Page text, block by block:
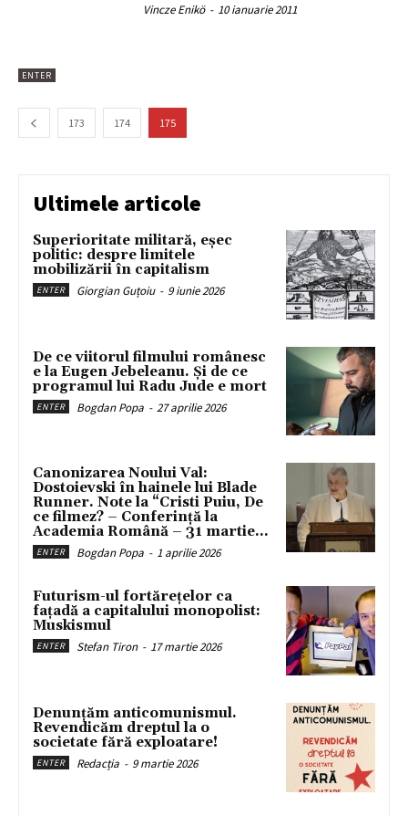
ENTER
Vincze Enikö - 10 ianuarie 2011
173 174 175
Ultimele articole
Superioritate militară, eșec
politic: despre limitele
mobilizării în capitalism
ENTER Giorgian Guțoiu - 9 iunie 2026
De ce viitorul filmului românesc
e la Eugen Jebeleanu. Și de ce
programul lui Radu Jude e mort
ENTER Bogdan Popa - 27 aprilie 2026
Canonizarea Noului Val:
Dostoievski în hainele lui Blade
Runner. Note la “Cristi Puiu, De
ce filmez? – Conferință la
Academia Română – 31 martie...
ENTER Bogdan Popa - 1 aprilie 2026
Futurism-ul fortărețelor ca
fațadă a capitalului monopolist:
Muskismul
ENTER Stefan Tiron - 17 martie 2026
Denunțăm anticomunismul.
Revendicăm dreptul la o
societate fără exploatare!
ENTER Redacția - 9 martie 2026